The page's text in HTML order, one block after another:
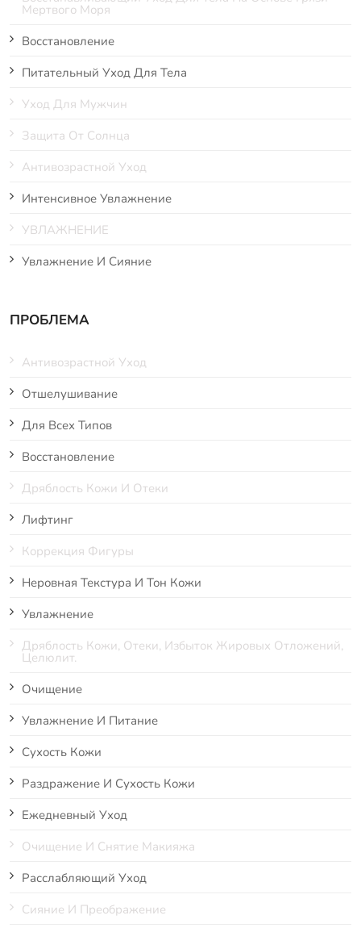
Мертвого Моря
Восстановление
Питательный Уход Для Тела
Уход Для Мужчин
Защита От Солнца
Антивозрастной Уход
Интенсивное Увлажнение
УВЛАЖНЕНИЕ
Увлажнение И Сияние
ПРОБЛЕМА
Антивозрастной Уход
Отшелушивание
Для Всех Типов
Восстановление
Дряблость Кожи И Отеки
Лифтинг
Коррекция Фигуры
Неровная Текстура И Тон Кожи
Увлажнение
Дряблость Кожи, Отеки, Избыток Жировых Отложений,
Целюлит.
Очищение
Увлажнение И Питание
Сухость Кожи
Раздражение И Сухость Кожи
Ежедневный Уход
Очищение И Снятие Макияжа
Расслабляющий Уход
Сияние И Преображение